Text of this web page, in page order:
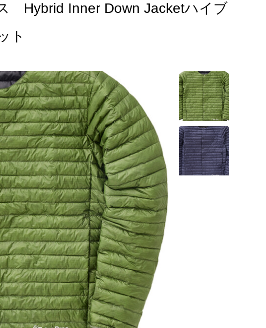
Hybrid Inner Down Jacketハイブ
ト